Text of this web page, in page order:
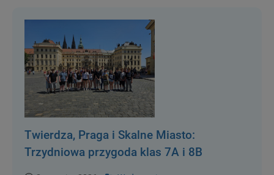
Twierdza, Praga i Skalne Miasto:
Trzydniowa przygoda klas 7A i 8B